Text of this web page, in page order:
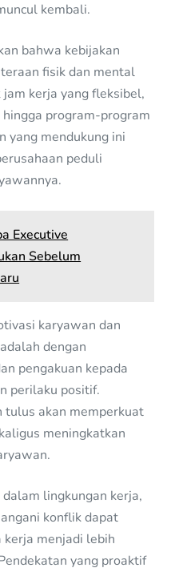
kembali.
bahwa kebijakan
fisik dan mental
kerja yang fleksibel,
program-program
yang mendukung ini
peduli
Executive
Sebelum
karyawan dan
dengan
pengakuan kepada
perilaku positif.
tulus akan memperkuat
meningkatkan
lingkungan kerja,
konflik dapat
kerja menjadi lebih
yang proaktif